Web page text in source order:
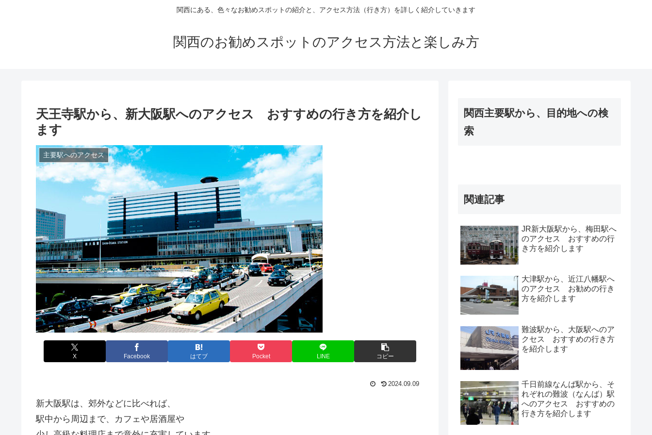
関西にある、色々なお勧めスポットの紹介と、アクセス方法（行き方）を詳しく紹介していきます
関西のお勧めスポットのアクセス方法と楽しみ方
天王寺駅から、新大阪駅へのアクセス おすすめの行き方を紹介し
ます
主要駅へのアクセス
X Facebook はてブ Pocket LINE コピー
2024.09.09
新大阪駅は、郊外などに比べれば、
駅中から周辺まで、カフェや居酒屋や
関西主要駅から、目的地への検
索
関連記事
JR新大阪駅から、梅田駅へ
のアクセス おすすめの行
き方を紹介します
大津駅から、近江八幡駅へ
のアクセス お勧めの行き
方を紹介します
難波駅から、大阪駅へのア
クセス おすすめの行き方
を紹介します
千日前線なんば駅から、そ
れぞれの難波（なんば）駅
へのアクセス おすすめの
行き方を紹介します